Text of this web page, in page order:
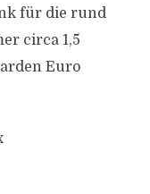
für die rund
circa 1,5
Euro